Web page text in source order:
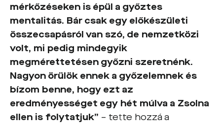
mérkőzéseken is épül a győztes
mentalitás. Bár csak egy előkészületi
összecsapásról van szó, de nemzetközi
volt, mi pedig mindegyik
megmérettetésen győzni szeretnénk.
Nagyon örülök ennek a győzelemnek és
bízom benne, hogy ezt az
eredményességet egy hét múlva a Zsolna
ellen is folytatjuk” – tette hozzá a